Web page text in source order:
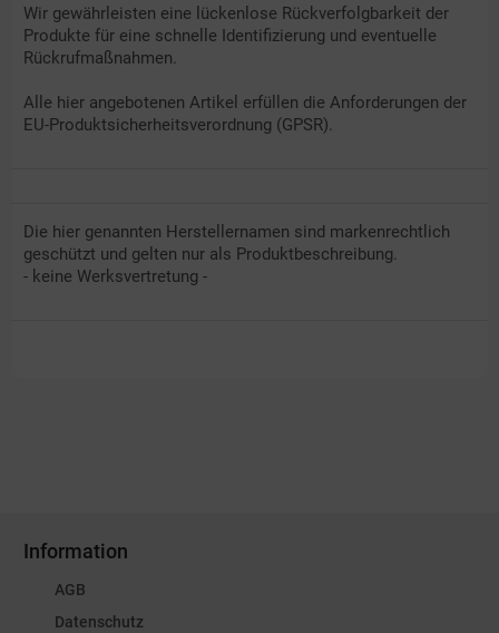
Wir gewährleisten eine lückenlose Rückverfolgbarkeit der
Produkte für eine schnelle Identifizierung und eventuelle
Rückrufmaßnahmen.
Alle hier angebotenen Artikel erfüllen die Anforderungen der
EU-Produktsicherheitsverordnung (GPSR).
Die hier genannten Herstellernamen sind markenrechtlich
geschützt und gelten nur als Produktbeschreibung.
- keine Werksvertretung -
Information
AGB
Datenschutz